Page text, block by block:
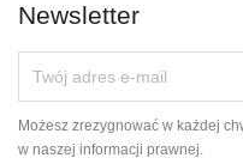
Newsletter
Możesz zrezygnować w każdej
w naszej informacji prawnej.